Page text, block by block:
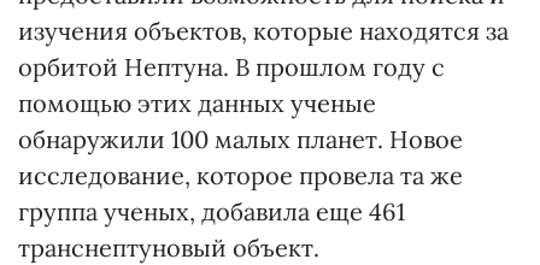
изучения объектов, которые находятся за
орбитой Нептуна. В прошлом году с
помощью этих данных ученые
обнаружили 100 малых планет. Новое
исследование, которое провела та же
группа ученых, добавила еще 461
транснептуновый объект.